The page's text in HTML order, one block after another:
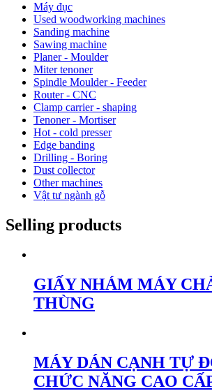
Máy đục
Used woodworking machines
Sanding machine
Sawing machine
Planer - Moulder
Miter tenoner
Spindle Moulder - Feeder
Router - CNC
Clamp carrier - shaping
Tenoner - Mortiser
Hot - cold presser
Edge banding
Drilling - Boring
Dust collector
Other machines
Vật tư ngành gỗ
Selling products
GIẤY NHÁM MÁY
THÙNG
MÁY DÁN CẠNH TỰ
CHỨC NĂNG CAO